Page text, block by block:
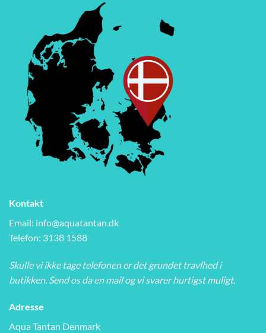
Kontakt
Email: info@aquatantan.dk
Telefon: 3138 1588
Skulle vi ikke tage telefonen er det grundet travlhed i
butikken. Send os da en mail og vi svarer hurtigst muligt.
Adresse
Aqua Tantan Denmark